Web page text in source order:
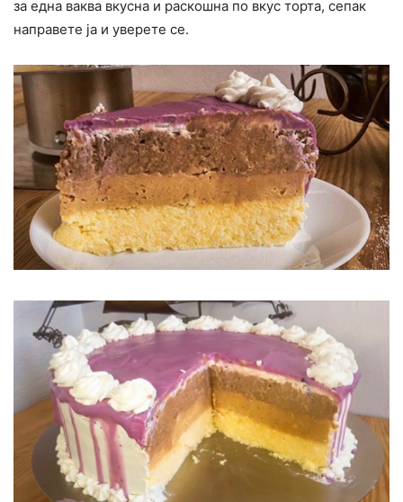
за една ваква вкусна и раскошна по вкус торта, сепак
направете ја и уверете се.